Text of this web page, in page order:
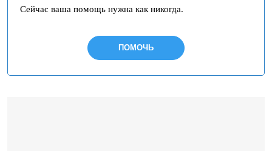
Сейчас ваша помощь нужна как никогда.
ПОМОЧЬ